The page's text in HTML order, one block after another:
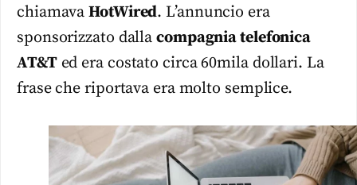
chiamavaHotWired. L’annuncio era
sponsorizzato dalla compagnia telefonica
AT&Ted era costato circa 60mila dollari. La
frase che riportava era molto semplice.